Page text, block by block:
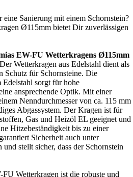
Sanierung mit einem Schornstein?
Ø115mm bietet Dir zuverlässigen
EW-FU Wetterkragens Ø115mm
Wetterkragen aus Edelstahl dient als
Schutz für Schornsteine. Die
Edelstahl sorgt für hohe
ansprechende Optik. Mit einer
Nenndurchmesser von ca. 115 mm
Abgassystem. Der Kragen ist für
Gas und Heizöl EL geeignet und
Hitzebeständigkeit bis zu einer
Sicherheit auch unter
und stellt sicher, dass der Schornstein
Wetterkragen ist die robuste und